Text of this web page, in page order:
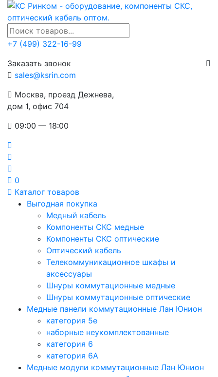
+7 (499) 322-16-99
Заказать звонок
sales@ksrin.com
Москва, проезд Дежнева,
дом 1, офис 704
09:00 — 18:00
0
Каталог товаров
Выгодная покупка
Медный кабель
Компоненты СКС медные
Компоненты СКС оптические
Оптический кабель
Телекоммуникационное шкафы и
аксессуары
Шнуры коммутационные медные
Шнуры коммутационные оптические
Медные панели коммутационные Лан Юнион
категория 5e
наборные неукомплектованные
категория 6
категория 6A
Медные модули коммутационные Лан Юнион